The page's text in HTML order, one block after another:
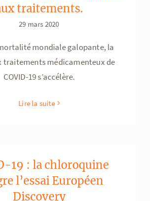
traitements.
29 mars 2020
mondiale galopante, la
traitements médicamenteux de
COVID-19 s’accélère.
Lire la suite
19 : la chloroquine
l’essai Européen
Discovery